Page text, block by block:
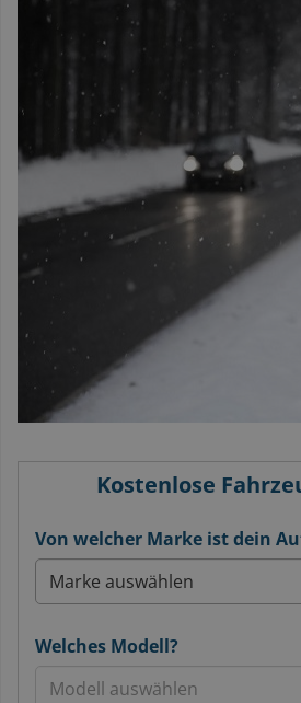
Kostenlose
Von welcher Marke ist dein
Welches Modell?